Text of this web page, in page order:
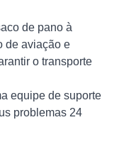
de pano à
de aviação e
o transporte
equipe de suporte
problemas 24